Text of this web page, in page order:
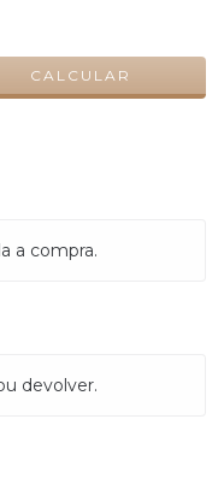
CALCULAR
a compra.
devolver.